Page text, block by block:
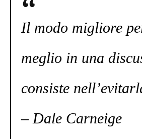
Il modo migliore
meglio in una
consiste
– Dale Carneige